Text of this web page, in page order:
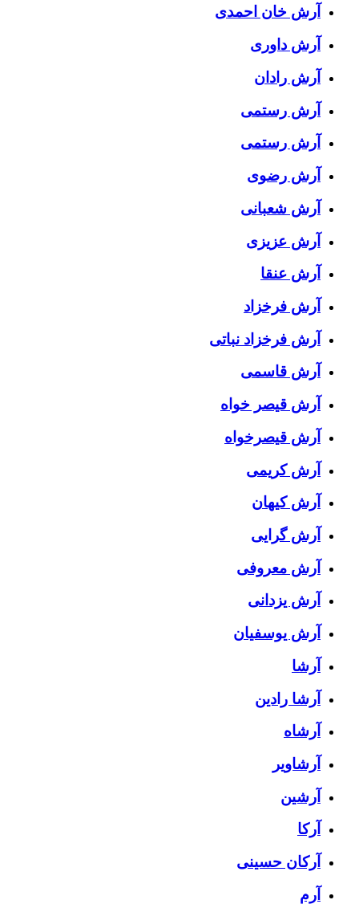
آرش خان احمدی
آرش داوری
آرش رادان
آرش رستمى
آرش رستمی
آرش رضوی
آرش شعبانی
آرش عزیزی
آرش عنقا
آرش فرخزاد
آرش فرخزاد نباتی
آرش قاسمی
آرش قیصر خواه
آرش قیصرخواه
آرش کریمی
آرش کیهان
آرش گرایی
آرش معروفی
آرش یزدانی
آرش یوسفیان
آرشا
آرشا رادین
آرشاه
آرشاویر
آرشین
آرکا
آرکان حسینی
آرم